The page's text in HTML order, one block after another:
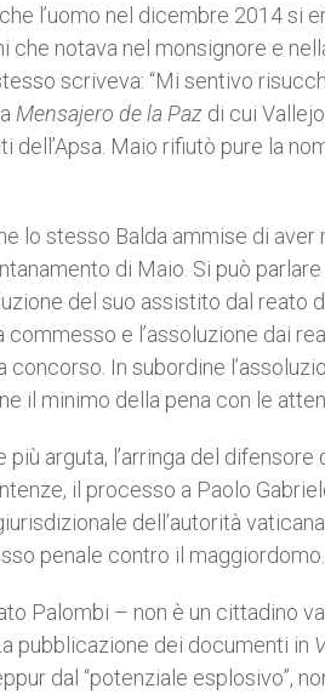
l’uomo nel dicembre 2014 si
notava nel monsignore e
scriveva: “Mi sentivo
Mensajero de la Paz di cui
dell’Apsa. Maio rifiutò pure la
lo stesso Balda ammise di
di Maio. Si può
del suo assistito dal
commesso e l’assoluzione dai
concorso. In subordine
il minimo della pena con le
arguta, l’arringa del
il processo a Paolo
dell’autorità
penale contro il maggiordomo.
Palombi – non è un cittadino
pubblicazione dei documenti in
dal “potenziale esplosivo”,